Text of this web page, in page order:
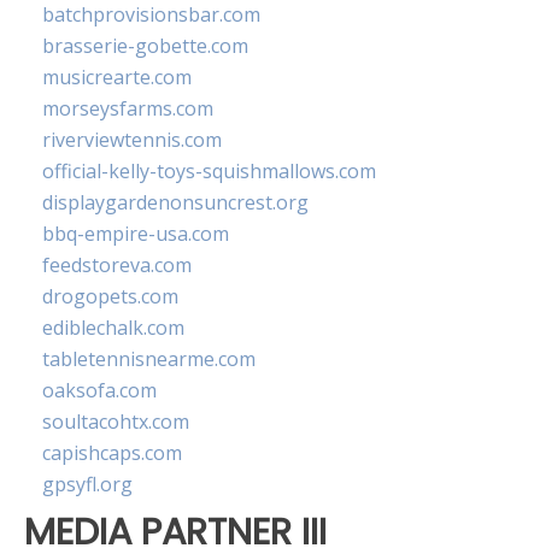
batchprovisionsbar.com
brasserie-gobette.com
musicrearte.com
morseysfarms.com
riverviewtennis.com
official-kelly-toys-squishmallows.com
displaygardenonsuncrest.org
bbq-empire-usa.com
feedstoreva.com
drogopets.com
ediblechalk.com
tabletennisnearme.com
oaksofa.com
soultacohtx.com
capishcaps.com
gpsyfl.org
MEDIA PARTNER III